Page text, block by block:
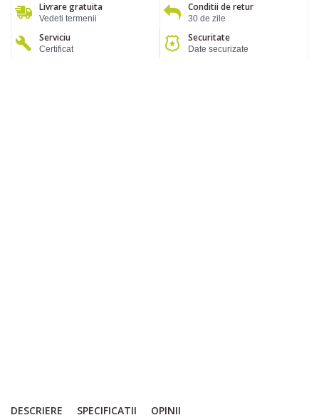
Livrare gratuita
Vedeti termenii
Conditii de retur
30 de zile
Serviciu
Certificat
Securitate
Date securizate
DESCRIERE SPECIFICATII OPINII